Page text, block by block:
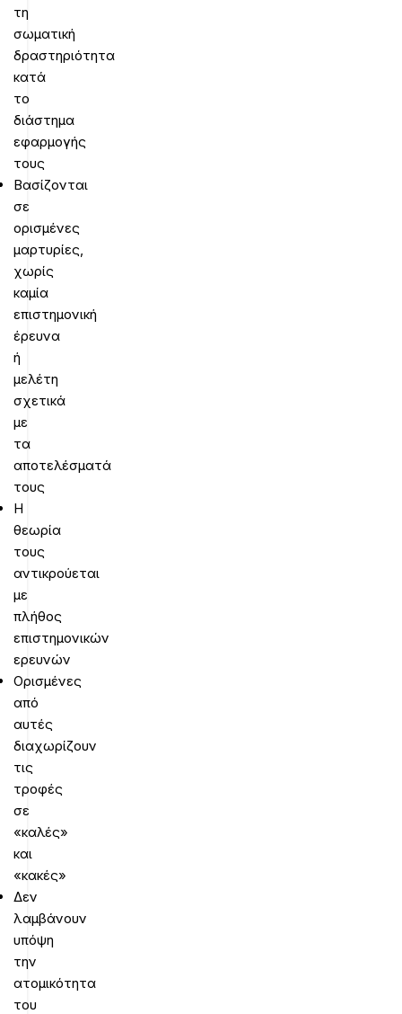
τη
σωματική
δραστηριότητα
κατά
το
διάστημα
εφαρμογής
τους
Βασίζονται
σε
ορισμένες
μαρτυρίες,
χωρίς
καμία
επιστημονική
έρευνα
ή
μελέτη
σχετικά
με
τα
αποτελέσματά
τους
Η
θεωρία
τους
αντικρούεται
με
πλήθος
επιστημονικών
ερευνών
Ορισμένες
από
αυτές
διαχωρίζουν
τις
τροφές
σε
«καλές»
και
«κακές»
Δεν
λαμβάνουν
υπόψη
την
ατομικότητα
του